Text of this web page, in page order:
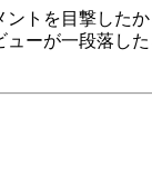
トを目撃した
ーが一段落し